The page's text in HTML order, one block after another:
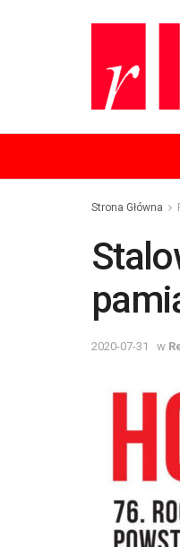
Strona Główna
2020-07-31 w